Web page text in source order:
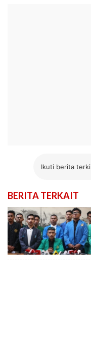
Ikuti berita
BERITA TERKAIT